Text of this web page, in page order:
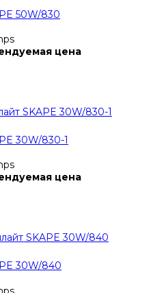
50W/830
цена
30W/830-1
цена
30W/840